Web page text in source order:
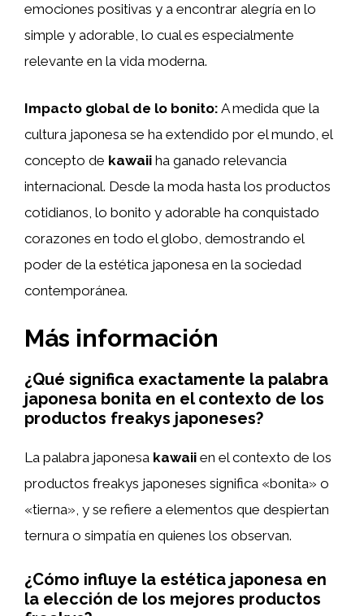
emociones positivas y a encontrar alegría en lo
simple y adorable, lo cual es especialmente
relevante en la vida moderna.
Impacto global de lo bonito: A medida que la
cultura japonesa se ha extendido por el mundo, el
concepto de kawaii ha ganado relevancia
internacional. Desde la moda hasta los productos
cotidianos, lo bonito y adorable ha conquistado
corazones en todo el globo, demostrando el
poder de la estética japonesa en la sociedad
contemporánea.
Más información
¿Qué significa exactamente la palabra
japonesa bonita en el contexto de los
productos freakys japoneses?
La palabra japonesa kawaii en el contexto de los
productos freakys japoneses significa «bonita» o
«tierna», y se refiere a elementos que despiertan
ternura o simpatía en quienes los observan.
¿Cómo influye la estética japonesa en
la elección de los mejores productos